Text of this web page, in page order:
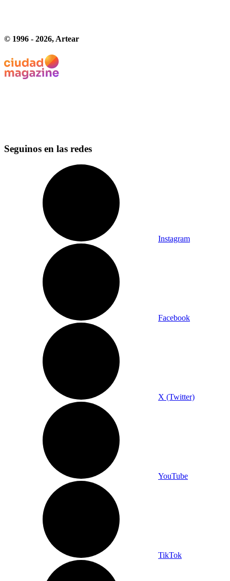
© 1996 - 2026, Artear
Seguinos en las redes
Instagram
Facebook
X (Twitter)
YouTube
TikTok